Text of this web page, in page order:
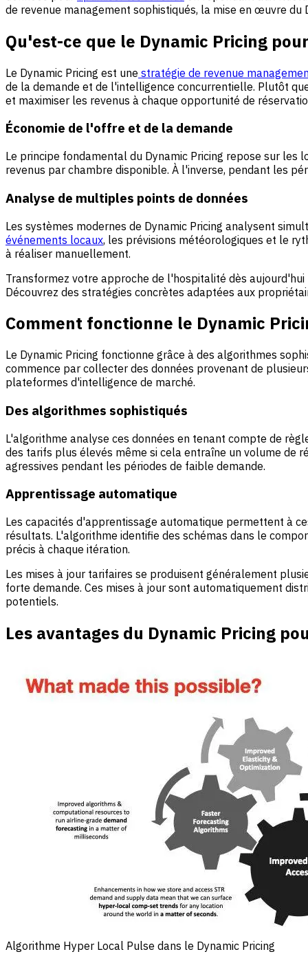
de revenue management sophistiqués, la mise en œuvre
Qu'est-ce que le Dynamic Pricing
Le Dynamic Pricing est une stratégie de revenue
de la demande et de l'intelligence concurrentielle. Plutôt
et maximiser les revenus à chaque opportunité de
Économie de l'offre et de la demande
Le principe fondamental du Dynamic Pricing repose sur
revenus par chambre disponible. À l'inverse, pendant les
Analyse de multiples points de données
Les systèmes modernes de Dynamic Pricing analysent
événements locaux, les prévisions météorologiques et le
à réaliser manuellement.
Transformez votre approche de l'hospitalité dès aujourd'hui
Découvrez des stratégies concrètes adaptées aux
Comment fonctionne le Dynamic
Le Dynamic Pricing fonctionne grâce à des algorithmes
commence par collecter des données provenant de
plateformes d'intelligence de marché.
Des algorithmes sophistiqués
L'algorithme analyse ces données en tenant compte de
des tarifs plus élevés même si cela entraîne un volume de
agressives pendant les périodes de faible demande.
Apprentissage automatique
Les capacités d'apprentissage automatique permettent à
résultats. L'algorithme identifie des schémas dans le
précis à chaque itération.
Les mises à jour tarifaires se produisent généralement
forte demande. Ces mises à jour sont automatiquement
potentiels.
Les avantages du Dynamic Pricing
Algorithme Hyper Local Pulse dans le Dynamic Pricing